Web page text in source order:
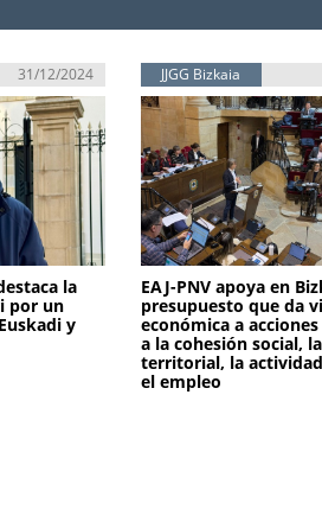
31/12/2024
la
por un
y
JJGG Bizkaia
EAJ-PNV apoya en
presupuesto que da
económica a
a la cohesión social,
territorial, la
el empleo